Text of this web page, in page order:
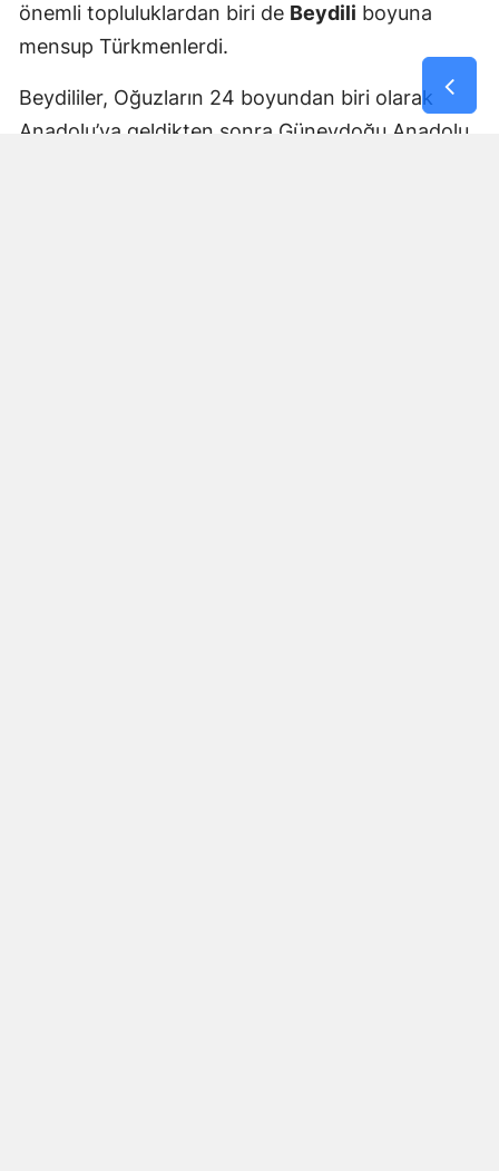
önemli topluluklardan biri de Beydili boyuna
mensup Türkmenlerdi.
Beydililer, Oğuzların 24 boyundan biri olarak
Anadolu’ya geldikten sonra Güneydoğu Anadolu